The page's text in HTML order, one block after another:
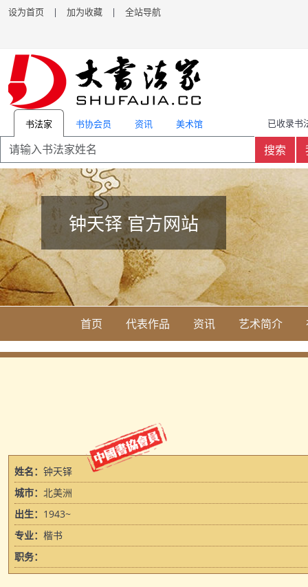
设为首页 | 加为收藏 | 全站导航
书法家 书协会员 资讯 美术馆 已收录书
搜索
钟天铎 官方网站
首页 代表作品 资讯 艺术简介
姓名： 钟天铎
城市： 北美洲
出生： 1943~
专业： 楷书
职务：